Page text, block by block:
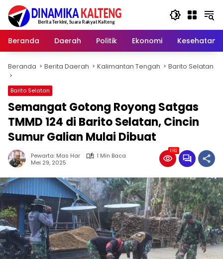
Langsung
konten
Beranda
Daerah Politik Ekonomi Kesehatan
Beranda Berita Daerah Kalimantan Tengah Barito Selatan
Barito Selatan
Semangat Gotong Royong Satgas
TMMD 124 di Barito Selatan, Cincin
Sumur Galian Mulai Dibuat
Pewarta: Mas Har
1 Min Baca
Mei 29, 2025
1182